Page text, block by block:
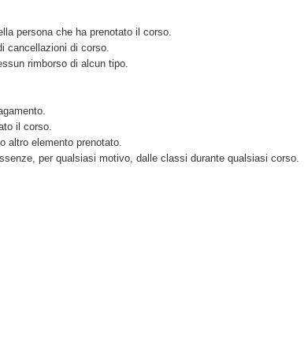
persona che ha prenotato il corso.
cancellazioni di corso.
rimborso di alcun tipo.
il corso.
altro elemento prenotato.
per qualsiasi motivo, dalle classi durante qualsiasi corso.